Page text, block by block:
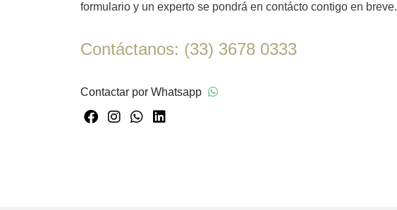
formulario y un experto se pondrá en contácto contigo en breve.
Contáctanos: (33) 3678 0333
Contactar por Whatsapp